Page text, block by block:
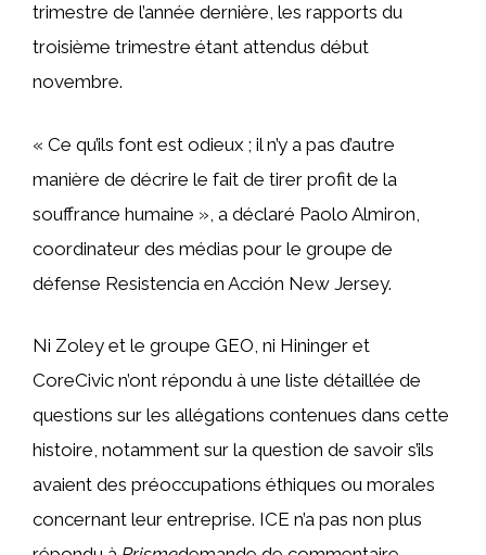
trimestre de l’année dernière, les rapports du
troisième trimestre étant attendus début
novembre.
« Ce qu’ils font est odieux ; il n’y a pas d’autre
manière de décrire le fait de tirer profit de la
souffrance humaine », a déclaré Paolo Almiron,
coordinateur des médias pour le groupe de
défense Resistencia en Acción New Jersey.
Ni Zoley et le groupe GEO, ni Hininger et
CoreCivic n’ont répondu à une liste détaillée de
questions sur les allégations contenues dans cette
histoire, notamment sur la question de savoir s’ils
avaient des préoccupations éthiques ou morales
concernant leur entreprise. ICE n’a pas non plus